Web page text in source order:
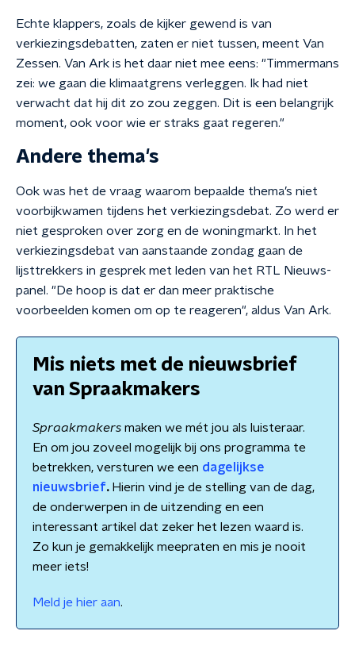
Echte klappers, zoals de kijker gewend is van
verkiezingsdebatten, zaten er niet tussen, meent Van
Zessen. Van Ark is het daar niet mee eens: "Timmermans
zei: we gaan die klimaatgrens verleggen. Ik had niet
verwacht dat hij dit zo zou zeggen. Dit is een belangrijk
moment, ook voor wie er straks gaat regeren."
Andere thema's
Ook was het de vraag waarom bepaalde thema’s niet
voorbijkwamen tijdens het verkiezingsdebat. Zo werd er
niet gesproken over zorg en de woningmarkt. In het
verkiezingsdebat van aanstaande zondag gaan de
lijsttrekkers in gesprek met leden van het RTL Nieuws-
panel. "De hoop is dat er dan meer praktische
voorbeelden komen om op te reageren", aldus Van Ark.
Mis niets met de nieuwsbrief
van Spraakmakers
Spraakmakers maken we mét jou als luisteraar.
En om jou zoveel mogelijk bij ons programma te
betrekken, versturen we een dagelijkse
nieuwsbrief.Hierin vind je de stelling van de dag,
de onderwerpen in de uitzending en een
interessant artikel dat zeker het lezen waard is.
Zo kun je gemakkelijk meepraten en mis je nooit
meer iets!
Meld je hier aan.